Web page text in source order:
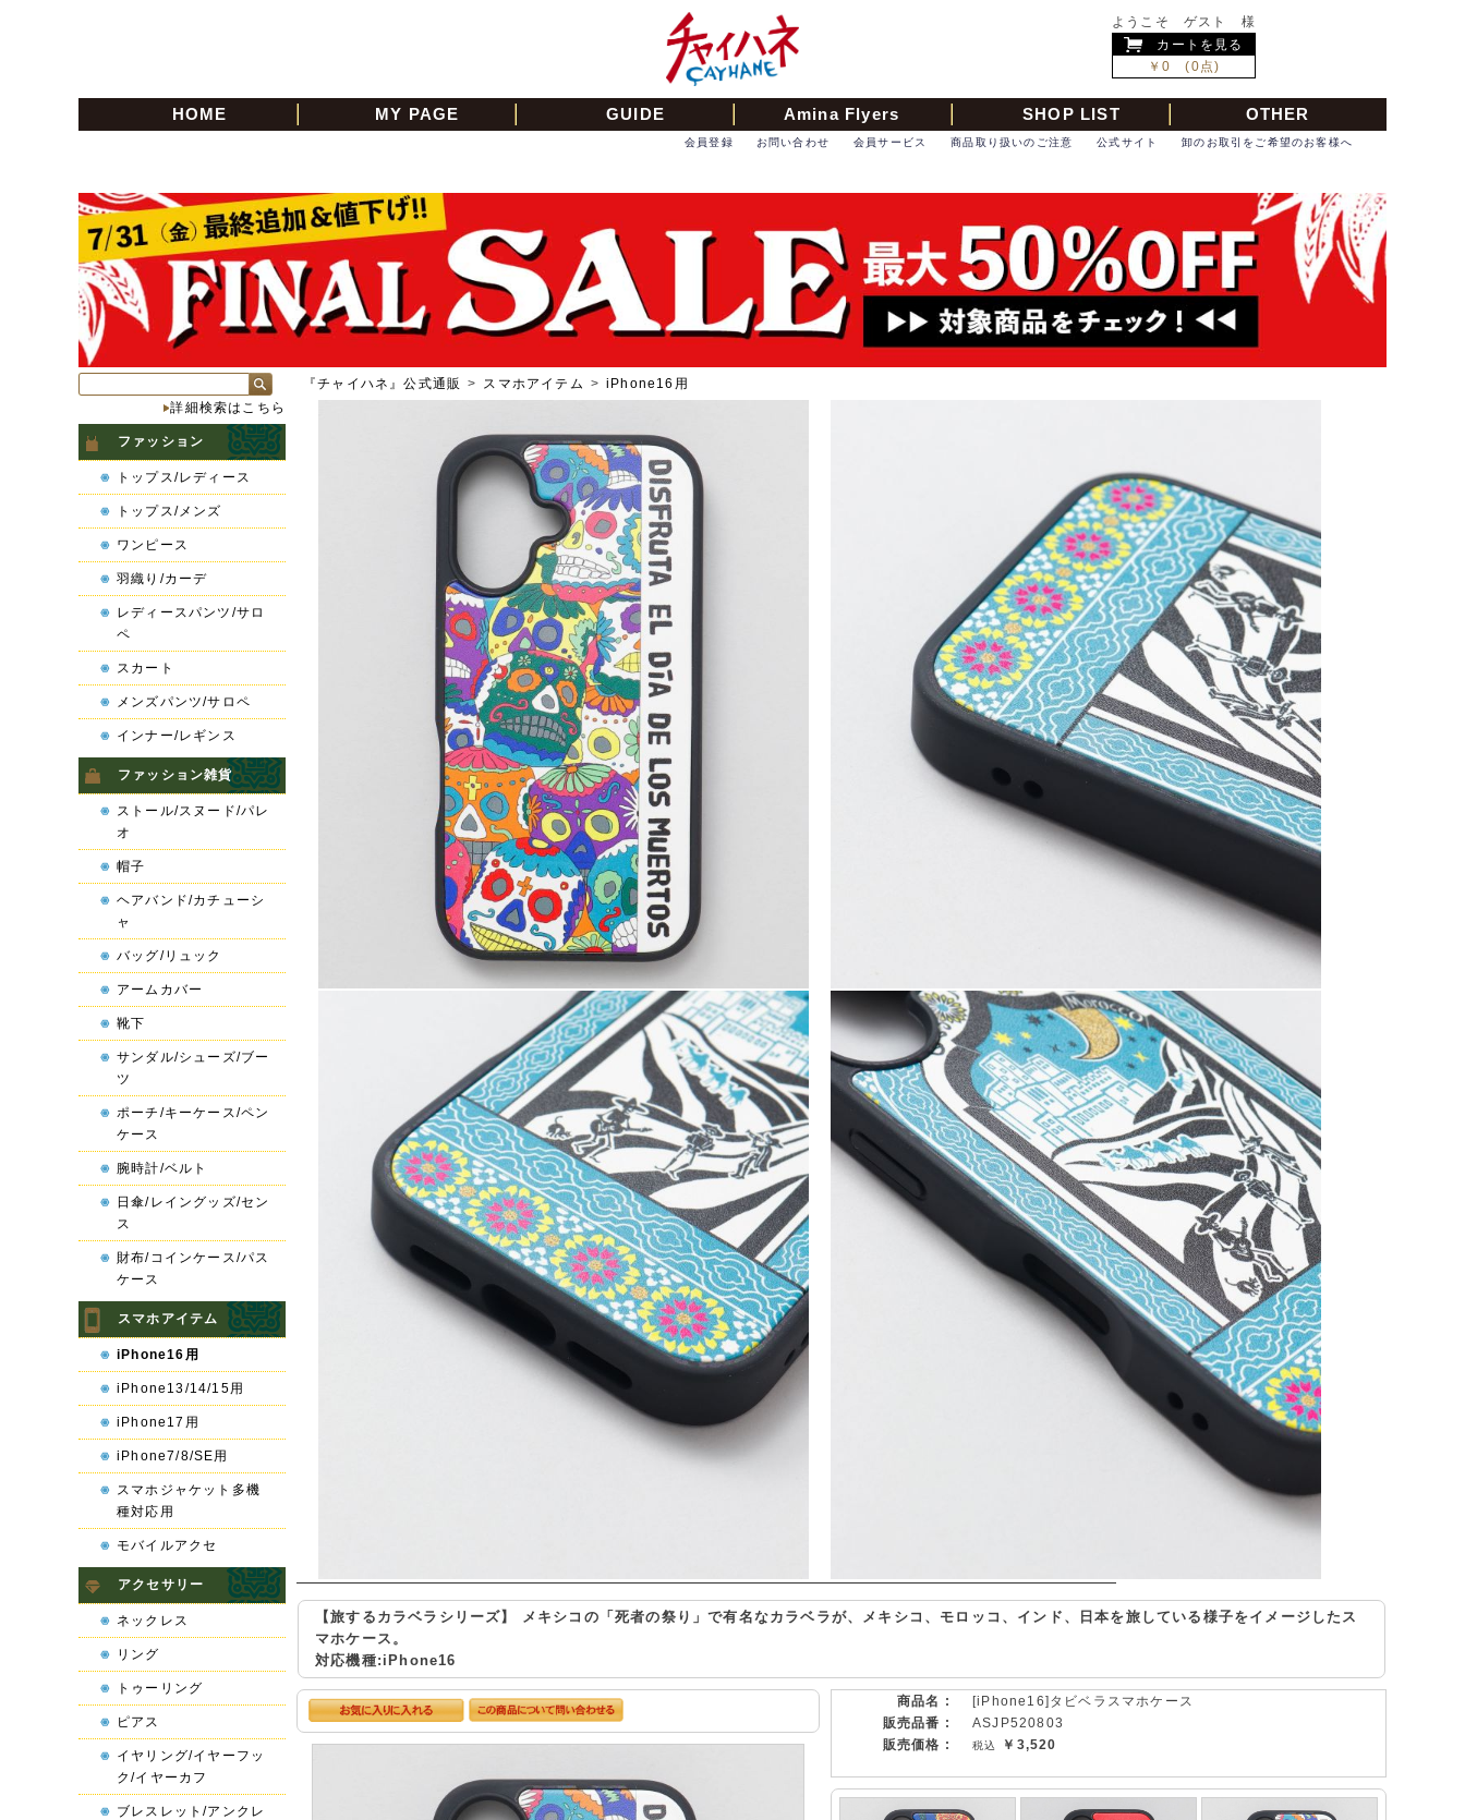
ようこそ ゲスト 様
カートを見る
￥0 (0点)
HOME MY PAGE GUIDE Amina Flyers SHOP LIST OTHER
卸のお取引をご希望のお客様へ
公式サイト
商品取り扱いのご注意
会員サービス
お問い合わせ
会員登録
『チャイハネ』公式通販 > スマホアイテム > iPhone16用
【旅するカラベラシリーズ】 メキシコの「死者の祭り」で有名なカラベラが、メキシコ、モロッコ、インド、日本を旅している様子をイメージしたス
マホケース。
対応機種:iPhone16
商品名 :
[iPhone16]タビベラスマホケース
販売品番 :
ASJP520803
販売価格 :
￥3,520
詳細検索はこちら
ファッション
トップス/レディース
トップス/メンズ
ワンピース
羽織り/カーデ
レディースパンツ/サロ
ペ
スカート
メンズパンツ/サロペ
インナー/レギンス
ファッション雑貨
ストール/スヌード/パレ
オ
帽子
ヘアバンド/カチューシ
ャ
バッグ/リュック
アームカバー
靴下
サンダル/シューズ/ブー
ツ
ポーチ/キーケース/ペン
ケース
腕時計/ベルト
日傘/レイングッズ/セン
ス
財布/コインケース/パス
ケース
スマホアイテム
iPhone16用
iPhone13/14/15用
iPhone17用
iPhone7/8/SE用
スマホジャケット多機
種対応用
モバイルアクセ
アクセサリー
ネックレス
リング
トゥーリング
ピアス
イヤリング/イヤーフッ
ク/イヤーカフ
ブレスレット/アンクレ